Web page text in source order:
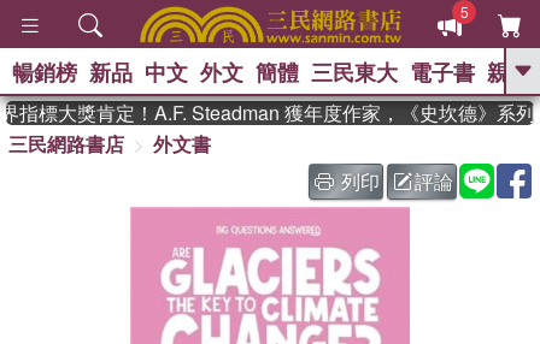
5
GO
、 如果歷史是一群喵 、 暑期
國際布克獎 臺灣漫遊錄 、 方
念華 、 台灣的李登輝時代
孩：黎曼猜想 、 偉大的迷走神經
暢銷榜 新品 中文 外文 簡體 三民東大 電子書 親子
標大獎肯定！A.F. Steadman 獲年度作家，《史坎德》系列
三民網路書店
外文書
列印
評論